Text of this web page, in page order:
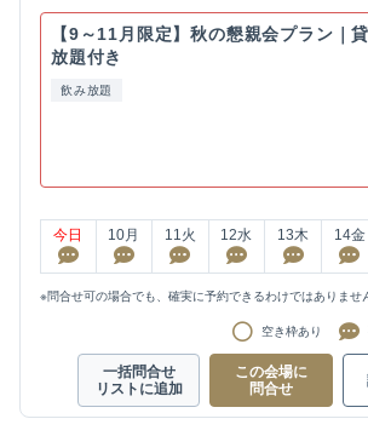
【9～11月限定】秋の懇親会プラン｜
放題付き
飲み放題
今日 10月 11火 12水 13木 14金
※問合せ可の場合でも、確実に予約できるわけではありませ
空き枠あり
一括問合せ
リストに追加
この会場に
問合せ